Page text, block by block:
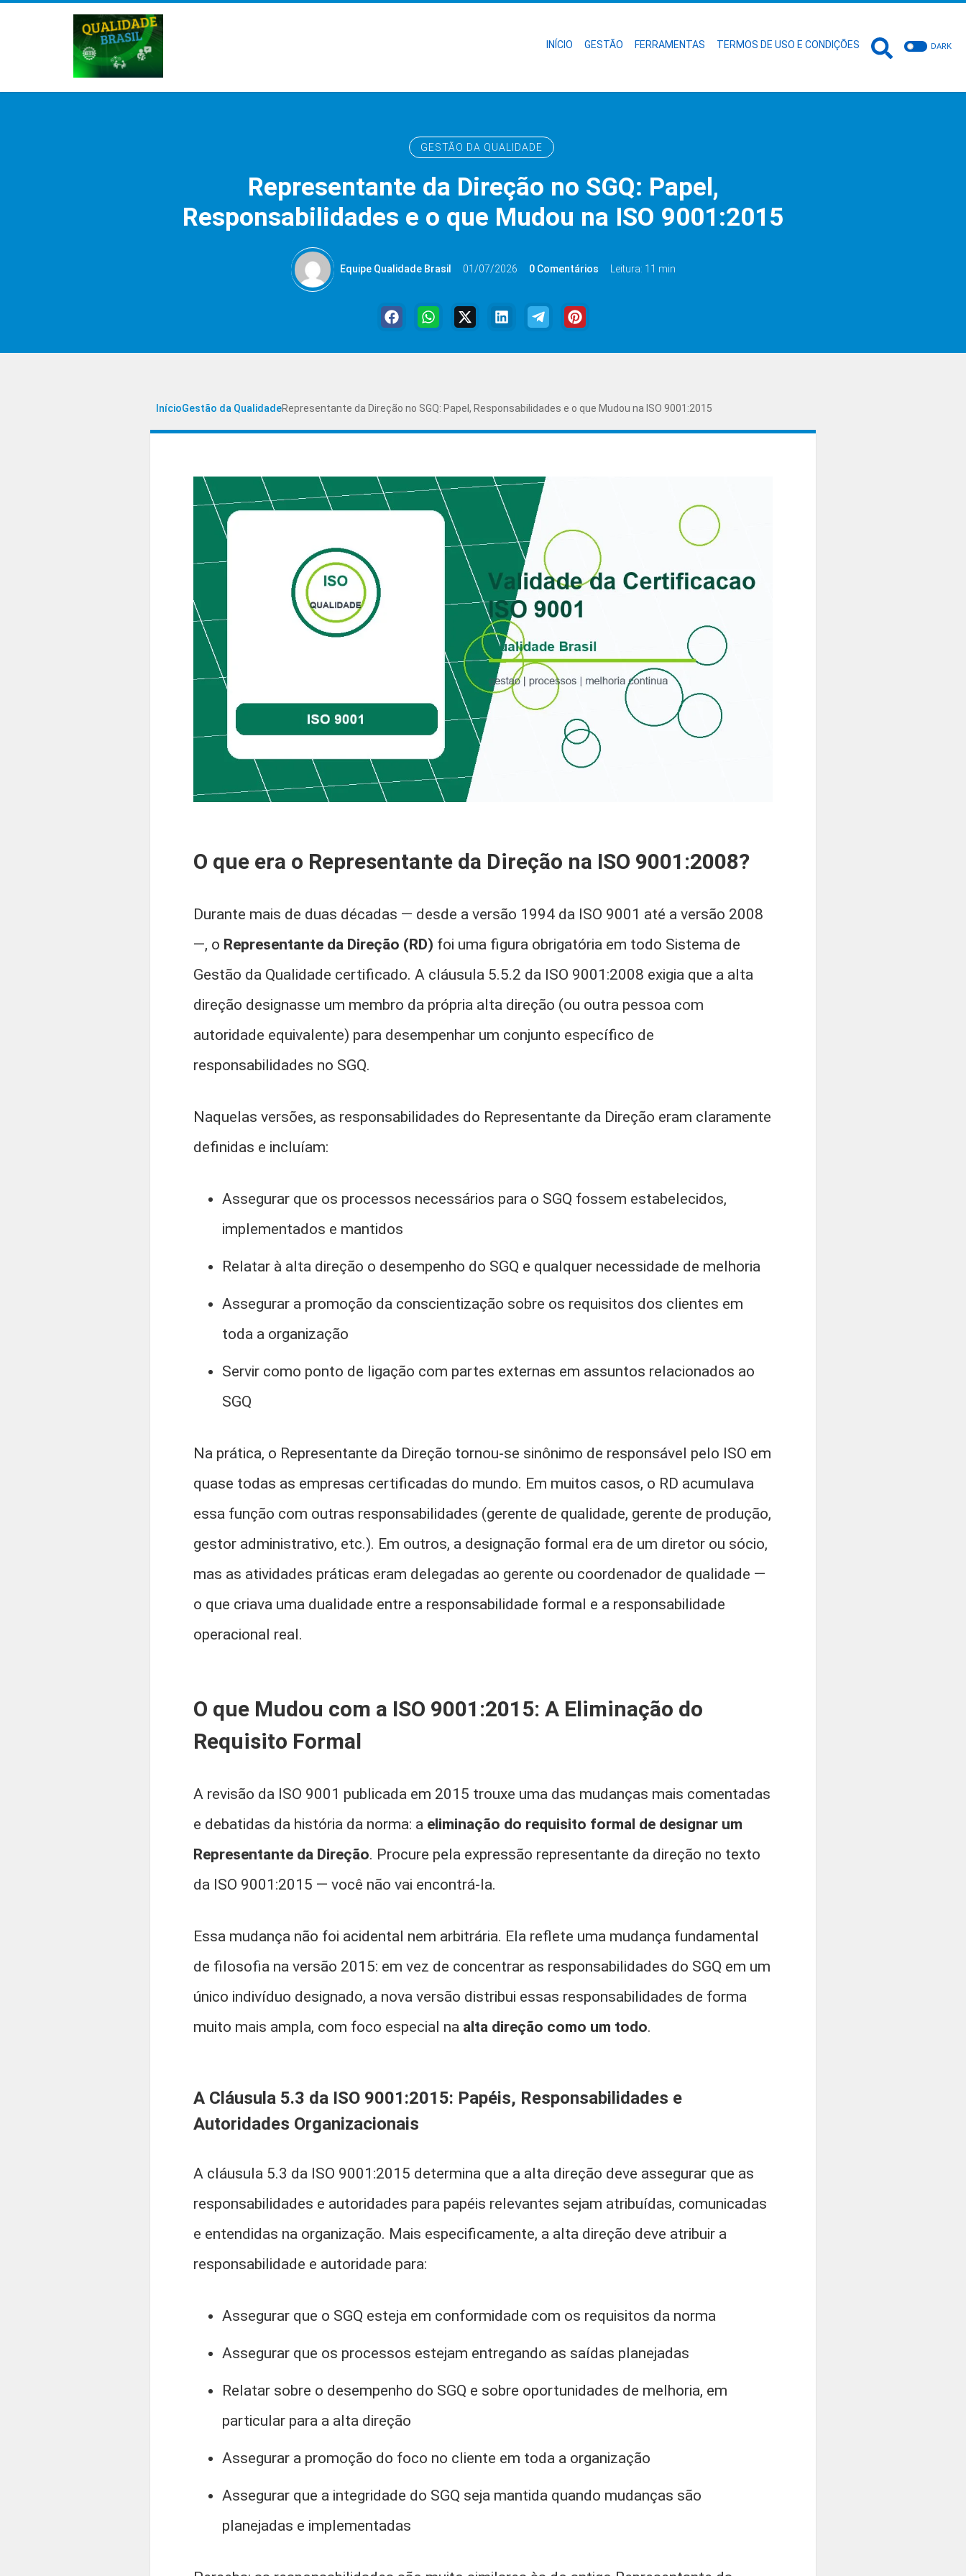
INÍCIO GESTÃO FERRAMENTAS TERMOS DE USO E CONDIÇÕES DARK
GESTÃO DA QUALIDADE
Representante da Direção no SGQ: Papel,
Responsabilidades e o que Mudou na ISO 9001:2015
Equipe Qualidade Brasil 01/07/2026 0 Comentários Leitura: 11 min
InícioGestão da QualidadeRepresentante da Direção no SGQ: Papel, Responsabilidades e o que Mudou na ISO 9001:2015
O que era o Representante da Direção na ISO 9001:2008?
Durante mais de duas décadas — desde a versão 1994 da ISO 9001 até a versão 2008
—, o Representante da Direção (RD) foi uma figura obrigatória em todo Sistema de
Gestão da Qualidade certificado. A cláusula 5.5.2 da ISO 9001:2008 exigia que a alta
direção designasse um membro da própria alta direção (ou outra pessoa com
autoridade equivalente) para desempenhar um conjunto específico de
responsabilidades no SGQ.
Naquelas versões, as responsabilidades do Representante da Direção eram claramente
definidas e incluíam:
Assegurar que os processos necessários para o SGQ fossem estabelecidos,
implementados e mantidos
Relatar à alta direção o desempenho do SGQ e qualquer necessidade de melhoria
Assegurar a promoção da conscientização sobre os requisitos dos clientes em
toda a organização
Servir como ponto de ligação com partes externas em assuntos relacionados ao
SGQ
Na prática, o Representante da Direção tornou-se sinônimo de responsável pelo ISO em
quase todas as empresas certificadas do mundo. Em muitos casos, o RD acumulava
essa função com outras responsabilidades (gerente de qualidade, gerente de produção,
gestor administrativo, etc.). Em outros, a designação formal era de um diretor ou sócio,
mas as atividades práticas eram delegadas ao gerente ou coordenador de qualidade —
o que criava uma dualidade entre a responsabilidade formal e a responsabilidade
operacional real.
O que Mudou com a ISO 9001:2015: A Eliminação do
Requisito Formal
A revisão da ISO 9001 publicada em 2015 trouxe uma das mudanças mais comentadas
e debatidas da história da norma: a eliminação do requisito formal de designar um
Representante da Direção. Procure pela expressão representante da direção no texto
da ISO 9001:2015 — você não vai encontrá-la.
Essa mudança não foi acidental nem arbitrária. Ela reflete uma mudança fundamental
de filosofia na versão 2015: em vez de concentrar as responsabilidades do SGQ em um
único indivíduo designado, a nova versão distribui essas responsabilidades de forma
muito mais ampla, com foco especial na alta direção como um todo.
A Cláusula 5.3 da ISO 9001:2015: Papéis, Responsabilidades e
Autoridades Organizacionais
A cláusula 5.3 da ISO 9001:2015 determina que a alta direção deve assegurar que as
responsabilidades e autoridades para papéis relevantes sejam atribuídas, comunicadas
e entendidas na organização. Mais especificamente, a alta direção deve atribuir a
responsabilidade e autoridade para:
Assegurar que o SGQ esteja em conformidade com os requisitos da norma
Assegurar que os processos estejam entregando as saídas planejadas
Relatar sobre o desempenho do SGQ e sobre oportunidades de melhoria, em
particular para a alta direção
Assegurar a promoção do foco no cliente em toda a organização
Assegurar que a integridade do SGQ seja mantida quando mudanças são
planejadas e implementadas